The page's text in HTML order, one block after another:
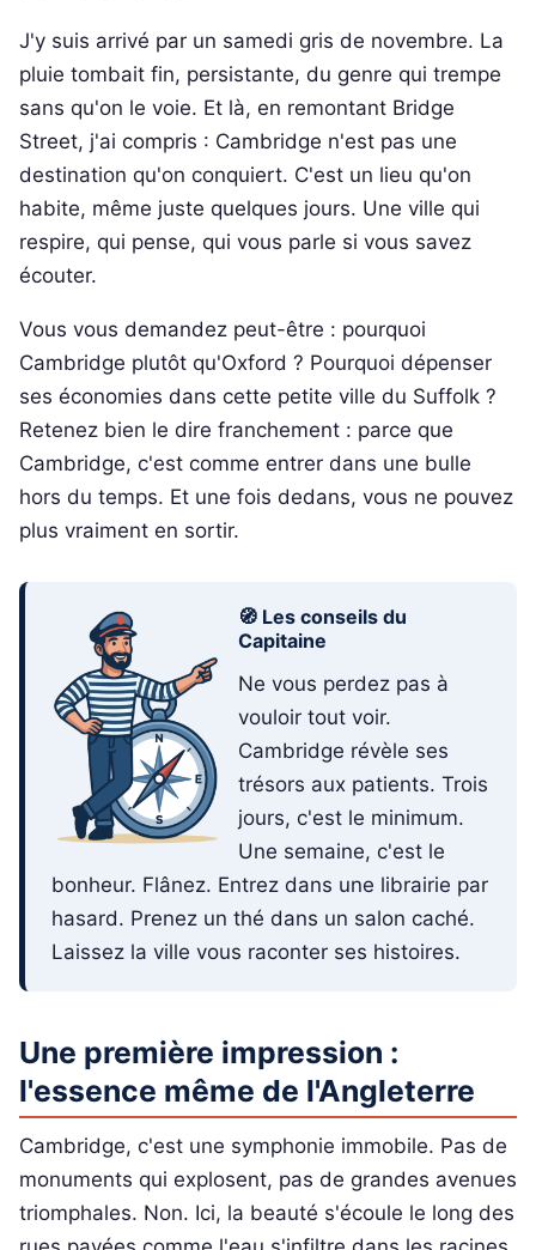
J'y suis arrivé par un samedi gris de novembre. La
pluie tombait fin, persistante, du genre qui trempe
sans qu'on le voie. Et là, en remontant Bridge
Street, j'ai compris : Cambridge n'est pas une
destination qu'on conquiert. C'est un lieu qu'on
habite, même juste quelques jours. Une ville qui
respire, qui pense, qui vous parle si vous savez
écouter.
Vous vous demandez peut-être : pourquoi
Cambridge plutôt qu'Oxford ? Pourquoi dépenser
ses économies dans cette petite ville du Suffolk ?
Retenez bien le dire franchement : parce que
Cambridge, c'est comme entrer dans une bulle
hors du temps. Et une fois dedans, vous ne pouvez
plus vraiment en sortir.
🧭 Les conseils du
Capitaine
Ne vous perdez pas à
vouloir tout voir.
Cambridge révèle ses
trésors aux patients. Trois
jours, c'est le minimum.
Une semaine, c'est le
bonheur. Flânez. Entrez dans une librairie par
hasard. Prenez un thé dans un salon caché.
Laissez la ville vous raconter ses histoires.
Une première impression :
l'essence même de l'Angleterre
Cambridge, c'est une symphonie immobile. Pas de
monuments qui explosent, pas de grandes avenues
triomphales. Non. Ici, la beauté s'écoule le long des